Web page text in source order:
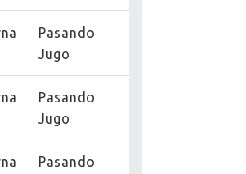
Pasando
Jugo
Pasando
Jugo
Pasando